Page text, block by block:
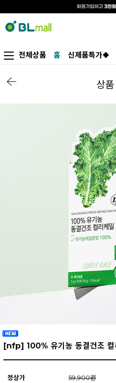
전체상품 홈 신제품특가🍀
상품
[nfp] 100% 유기농 동결건조
정상가
59,900원